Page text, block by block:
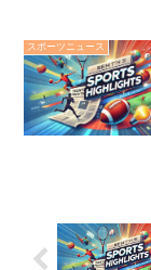
スポーツニュース